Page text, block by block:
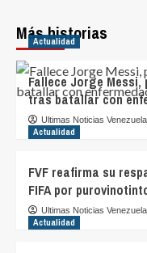
Más historias
Actualidad
Fallece Jorge Messi,
tras batallar con
Ultimas Noticias Venezuela
Actualidad
FVF reafirma su
FIFA por
Ultimas Noticias Venezuela
Actualidad